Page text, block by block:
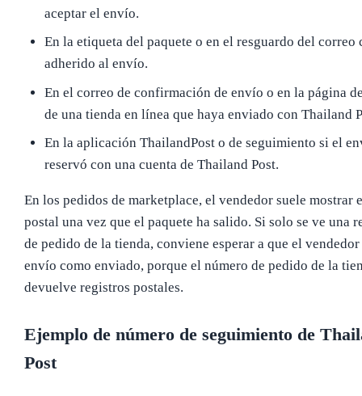
aceptar el envío.
En la etiqueta del paquete o en el resguardo del
adherido al envío.
En el correo de confirmación de envío o en la página
de una tienda en línea que haya enviado con Thailand
En la aplicación ThailandPost o de seguimiento si el
reservó con una cuenta de Thailand Post.
En los pedidos de marketplace, el vendedor suele mostrar
postal una vez que el paquete ha salido. Si solo se ve una
de pedido de la tienda, conviene esperar a que el
envío como enviado, porque el número de pedido de la
devuelve registros postales.
Ejemplo de número de seguimiento de
Post